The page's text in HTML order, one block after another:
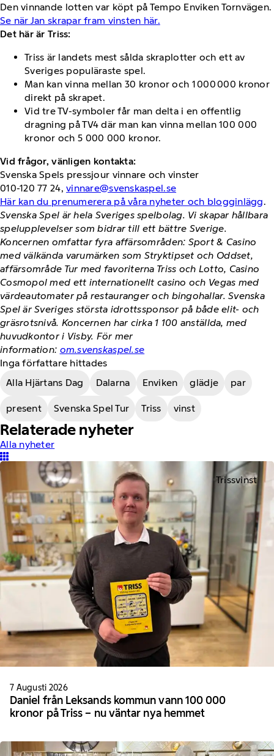
Den vinnande lotten var köpt på Tempo Enviken Tornvägen.
Se när Jan skrapar fram vinsten här.
Det här är Triss:
Triss är landets mest sålda skraplotter och ett av
Sveriges populäraste spel.
Man kan vinna mellan 30 kronor och 1 000 000 kronor
direkt på skrapet.
Vid tre TV-symboler får man delta i en offentlig
dragning på TV4 där man kan vinna mellan 100 000
kronor och 5 000 000 kronor.
Vid frågor, vänligen kontakta:
Svenska Spels pressjour vinnare och vinster
010-120 77 24,vinnare@svenskaspel.se
Här kan du prenumerera på våra nyheter och blogginlägg.
Svenska Spel är hela Sveriges spelbolag. Vi skapar hållbara
spelupplevelser som bidrar till ett bättre Sverige.
Koncernen omfattar fyra affärsområden: Sport & Casino
med välkända varumärken som Stryktipset och Oddset,
affärsområde Tur med favoriterna Triss och Lotto, Casino
Cosmopol med ett internationellt casino och Vegas med
värdeautomater på restauranger och bingohallar. Svenska
Spel är Sveriges största idrottssponsor på både elit- och
gräsrotsnivå. Koncernen har cirka 1 100 anställda, med
huvudkontor i Visby. För mer
information: om.svenskaspel.se
Inga författare hittades
Alla Hjärtans Dag
Dalarna Enviken glädje par
present Svenska Spel Tur Triss vinst
Relaterade nyheter
Alla nyheter
Trissvinst
7 Augusti 2026
Daniel från Leksands kommun vann 100 000
kronor på Triss – nu väntar nya hemmet